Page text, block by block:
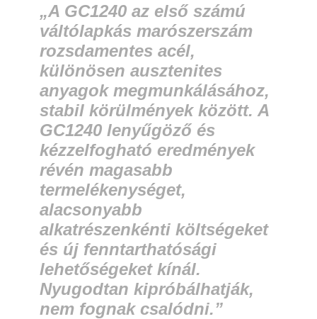
„A GC1240 az első számú
váltólapkás marószerszám
rozsdamentes acél,
különösen ausztenites
anyagok megmunkálásához,
stabil körülmények között. A
GC1240 lenyűgöző és
kézzelfogható eredmények
révén magasabb
termelékenységet,
alacsonyabb
alkatrészenkénti költségeket
és új fenntarthatósági
lehetőségeket kínál.
Nyugodtan kipróbálhatják,
nem fognak csalódni.”